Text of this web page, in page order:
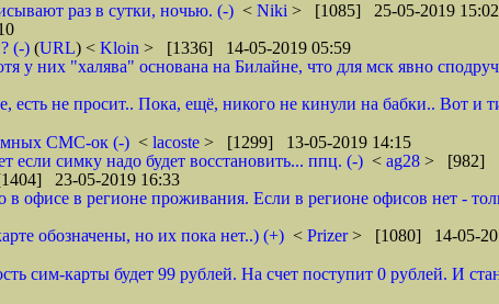
раз в сутки, ночью. (-) < Niki > [1085] 25-05-2019 15:02
(-) (URL) < Kloin > [1336] 14-05-2019 05:59
"халява" основана на Билайне, что для мск явно
есть не просит.. Пока, ещё, никого не кинули на бабки.. Вот и
СМС-ок (-) < lacoste > [1299] 13-05-2019 14:15
симку надо будет восстановить... ппц. (-) < ag28 > [982]
23-05-2019 16:33
в офисе в регионе проживания. Если в регионе офисов нет -
обозначены, но их пока нет..) (+) < Prizer> [1080] 14-05-
сим-карты будет 99 рублей. На счет поступит 0 рублей. И